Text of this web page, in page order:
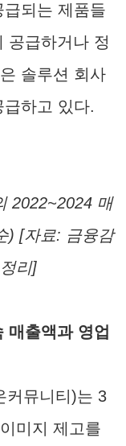
되는 제품들
공급하거나 정
솔루션 회사
하고 있다.
2022~2024 매
) [자료: 금융감
리]
매출액과 영업
커뮤니티)는 3
미지 제고를